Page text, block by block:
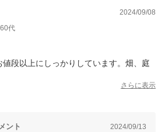
2024/09/08
60代
段以上にしっかりしています。畑、庭
さらに表示
ント 2024/09/13